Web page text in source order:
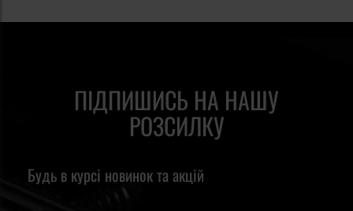
ПІДПИШИСЬ НА НАШУ
РОЗСИЛКУ
Будь в курсі новинок та акцій